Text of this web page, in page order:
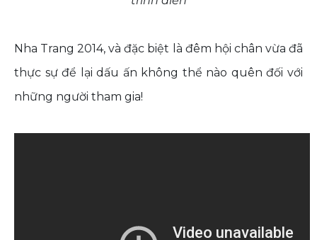
Nha Trang 2014, và đặc biệt là đêm hội chân vừa đã
thực sự để lại dấu ấn không thể nào quên đối với
những người tham gia!